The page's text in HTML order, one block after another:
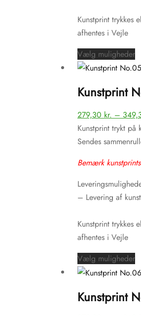
Kunstprint trykkes
afhentes i Vejle
Vælg muligheder
på
Kunstprint
279,30 kr. –
Kunstprint trykt på
Sendes
Bemærk
– Levering af
Kunstprint trykkes
afhentes i Vejle
Vælg muligheder
Kunstprint